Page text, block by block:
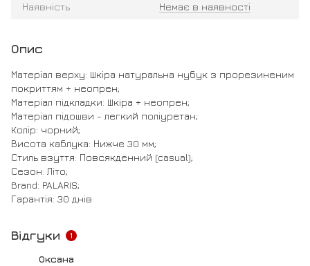
Наявність Немає в наявності
Опис
Матеріал верху: Шкіра натуральна нубук з прорезиненим
покриттям + неопрен;
Матеріал підкладки: Шкіра + неопрен;
Матеріал підошви - легкий поліуретан;
Колір: чорний;
Висота каблука: Нижче 30 мм;
Стиль взуття: Повсякденний (casual);
Сезон: Літо;
Brand: PALARIS;
Гарантія: 30 днів
Відгуки 1
Оксана